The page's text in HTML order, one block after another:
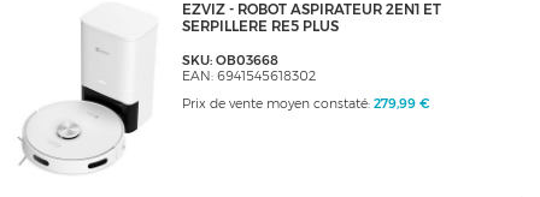
EZVIZ - ROBOT ASPIRATEUR 2EN1 ET
SERPILLERE RE5 PLUS
SKU: OB03668
EAN: 6941545618302
Prix de vente moyen constaté: 279,99 €